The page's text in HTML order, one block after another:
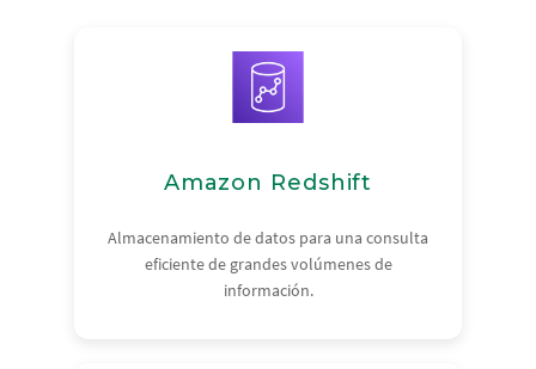
Amazon Redshift
Almacenamiento de datos para una consulta
eficiente de grandes volúmenes de
información.